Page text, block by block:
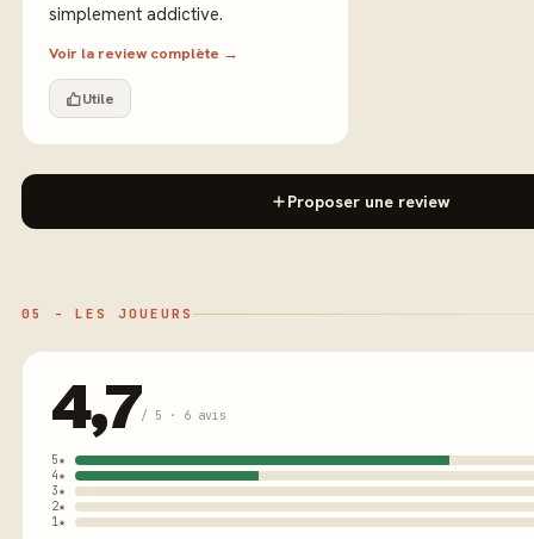
simplement addictive.
Voir la review complète →
Utile
Proposer une review
05 - LES JOUEURS
4,7/ 5 · 6 avis
5★
4★
3★
2★
1★